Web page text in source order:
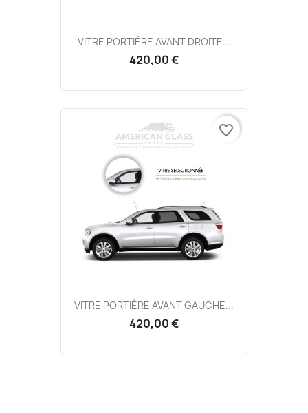
VITRE PORTIÈRE AVANT DROITE...
420,00 €
VITRE PORTIÈRE AVANT GAUCHE...
420,00 €
favorite_border